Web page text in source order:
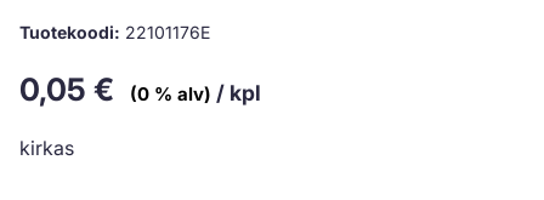
Tuotekoodi: 22101176E
0,05 € (0 % alv) / kpl
kirkas